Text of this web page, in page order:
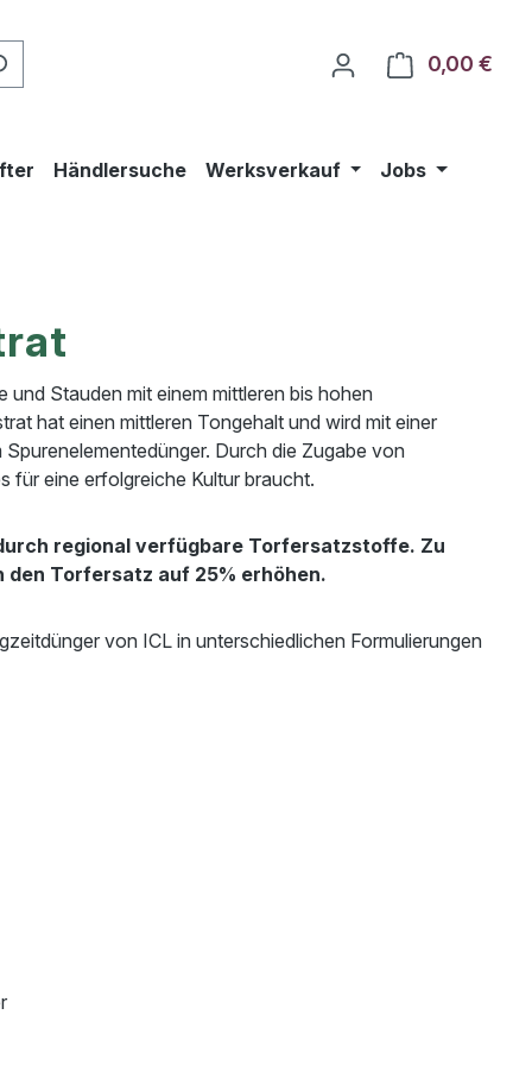
0,00 €
Händlersuche Werksverkauf
Jobs
Stauden mit einem mittleren bis hohen
hat einen mittleren Tongehalt und wird mit einer
Durch die Zugabe von
für eine erfolgreiche Kultur braucht.
regional verfügbare Torfersatzstoffe. Zu
den Torfersatz auf 25% erhöhen.
von ICL in unterschiedlichen Formulierungen